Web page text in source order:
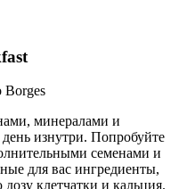
Borges
минералами и
изнутри. Попробуйте
семенами и
для вас ингредиенты,
клетчатки и кальция.